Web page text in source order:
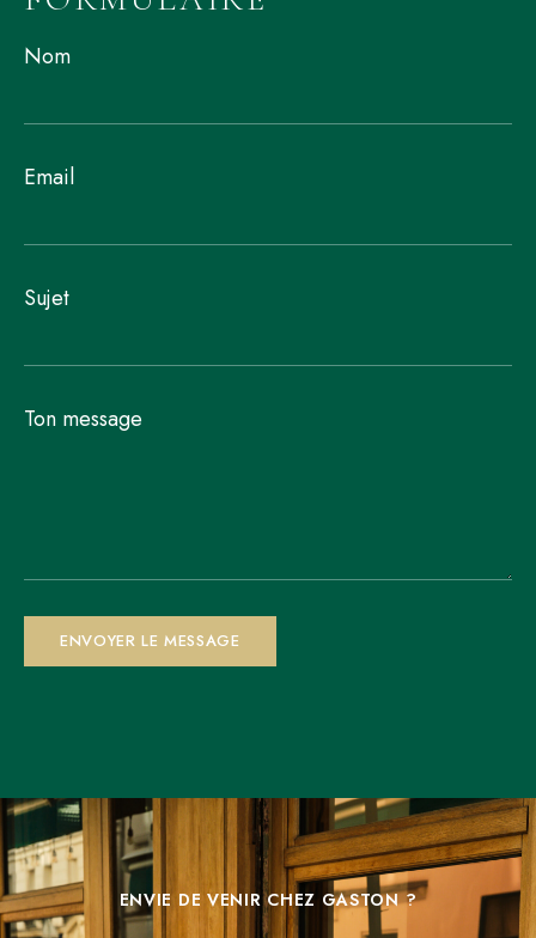
Nom
Email
Sujet
Ton message
ENVIE DE VENIR CHEZ GASTON ?